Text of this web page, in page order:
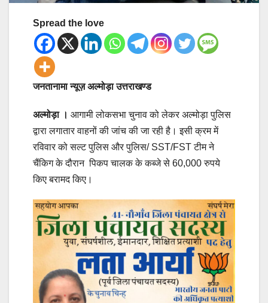
Spread the love
जनतानामा न्यूज़ अल्मोड़ा उत्तराखण्ड
अल्मोड़ा । आगामी लोकसभा चुनाव को लेकर अल्मोड़ा पुलिस
द्वारा लगातार वाहनों की जांच की जा रही है। इसी क्रम में
रविवार को सल्ट पुलिस और पुलिस/ SST/FST टीम ने
चैंकिग के दौरान पिकप चालक के कब्जे से 60,000 रुपये
किए बरामद किए।